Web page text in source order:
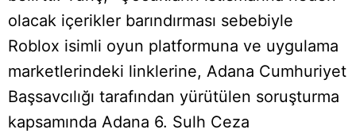
olacak içerikler barındırması sebebiyle
Roblox isimli oyun platformuna ve uygulama
marketlerindeki linklerine, Adana Cumhuriyet
Başsavcılığı tarafından yürütülen soruşturma
kapsamında Adana 6. Sulh Ceza